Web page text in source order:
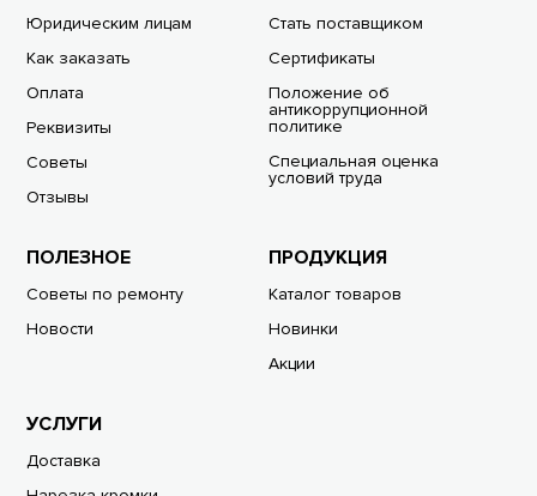
Юридическим лицам
Как заказать
Оплата
Реквизиты
Советы
Отзывы
Стать поставщиком
Сертификаты
Положение об
антикоррупционной
политике
Специальная оценка
условий труда
ПОЛЕЗНОЕ
Советы по ремонту
Новости
ПРОДУКЦИЯ
Каталог товаров
Новинки
Акции
УСЛУГИ
Доставка